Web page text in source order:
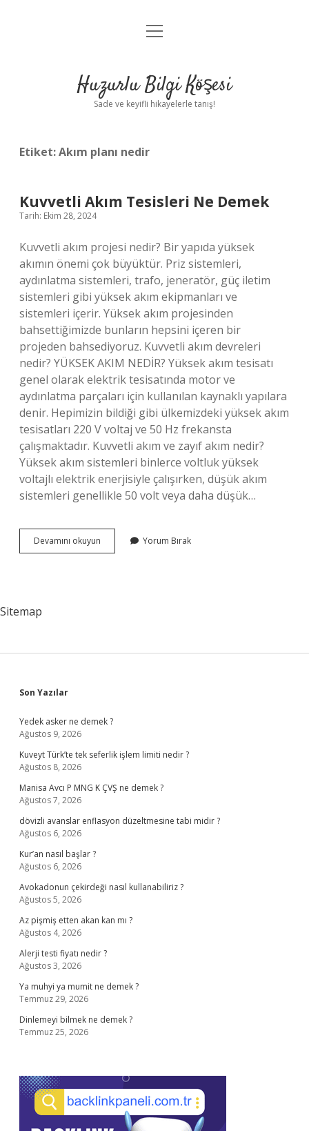
Anasayfa
Yasal Uyarı
menüyü
Huzurlu Bilgi Köşesi
Sade ve keyifli hikayelerle tanış!
Etiket:Akım planı nedir
Kuvvetli Akım Tesisleri Ne Demek
Tarih: Ekim 28, 2024
Kuvvetli akım projesi nedir? Bir yapıda yüksek
akımın önemi çok büyüktür. Priz sistemleri,
aydınlatma sistemleri, trafo, jeneratör, güç iletim
sistemleri gibi yüksek akım ekipmanları ve
sistemleri içerir. Yüksek akım projesinden
bahsettiğimizde bunların hepsini içeren bir
projeden bahsediyoruz. Kuvvetli akım devreleri
nedir? YÜKSEK AKIM NEDİR? Yüksek akım tesisatı
genel olarak elektrik tesisatında motor ve
aydınlatma parçaları için kullanılan kaynaklı yapılara
denir. Hepimizin bildiği gibi ülkemizdeki yüksek akım
tesisatları 220 V voltaj ve 50 Hz frekansta
çalışmaktadır. Kuvvetli akım ve zayıf akım nedir?
Yüksek akım sistemleri binlerce voltluk yüksek
voltajlı elektrik enerjisiyle çalışırken, düşük akım
sistemleri genellikle 50 volt veya daha düşük…
Devamını okuyun
Akım
Yorum Bırak
Sitemap
Sidebar
Son Yazılar
Yedek asker ne demek ?
Ağustos 9, 2026
Kuveyt Türk’te tek seferlik işlem limiti nedir ?
Ağustos 8, 2026
Manisa Avcı P MNG K ÇVŞ ne demek ?
Ağustos 7, 2026
dövizli avanslar enflasyon düzeltmesine tabi midir ?
Ağustos 6, 2026
Kur’an nasıl başlar ?
Ağustos 6, 2026
Avokadonun çekirdeği nasıl kullanabiliriz ?
Ağustos 5, 2026
Az pişmiş etten akan kan mı ?
Ağustos 4, 2026
Alerji testi fiyatı nedir ?
Ağustos 3, 2026
Ya muhyi ya mumit ne demek ?
Temmuz 29, 2026
Dinlemeyi bilmek ne demek ?
Temmuz 25, 2026